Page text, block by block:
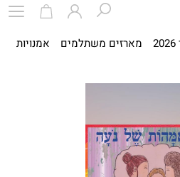
מארזים משתלמים אמנויות